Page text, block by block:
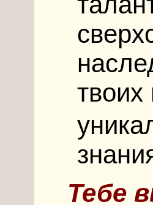
твоих
Тебе